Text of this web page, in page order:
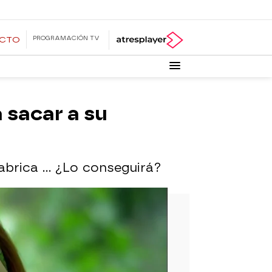
PROGRAMACIÓN TV
a su
... ¿Lo conseguirá?